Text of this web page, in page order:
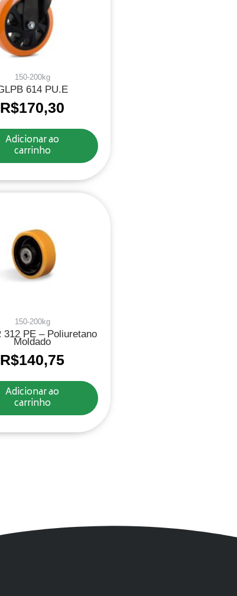
150-200kg
614 PU.E
R$170,30
Adicionar ao
carrinho
150-200kg
312 PE – Poliuretano
Moldado
R$140,75
Adicionar ao
carrinho